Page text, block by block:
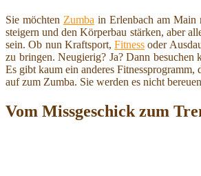
Sie möchten Zumba in Erlenbach am Main
steigern und den Körperbau stärken, aber
sein. Ob nun Kraftsport,Fitness oder
zu bringen. Neugierig? Ja? Dann besuchen
Es gibt kaum ein anderes Fitnessprogramm,
auf zum Zumba. Sie werden es nicht
Vom Missgeschick zum